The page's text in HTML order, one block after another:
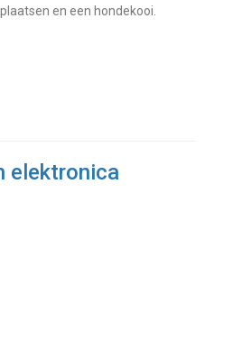
en een hondekooi.
elektronica